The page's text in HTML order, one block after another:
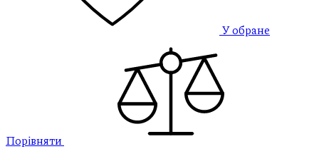
У обране
Порівняти